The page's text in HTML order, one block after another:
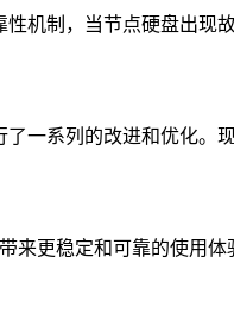
机制，当节点硬盘出现
了一系列的改进和优化。
来更稳定和可靠的使用体